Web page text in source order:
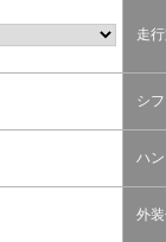
走
シ
ハ
外